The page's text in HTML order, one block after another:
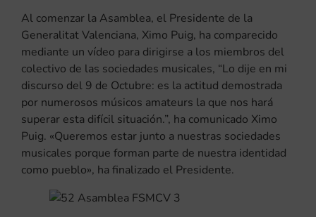
Al comenzar la Asamblea, el Presidente de la
Generalitat Valenciana, Ximo Puig, ha comparecido
mediante un vídeo para dirigirse a los miembros del
colectivo de las sociedades musicales, “Lo dije en mi
discurso del 9 de Octubre: es la actitud demostrada
por numerosos músicos amateurs la que nos hará
superar esta difícil situación.”, ha comunicado Ximo
Puig. «Queremos estar junto a nuestras sociedades
musicales porque forman parte de nuestra identidad
como pueblo», ha finalizado el Presidente.